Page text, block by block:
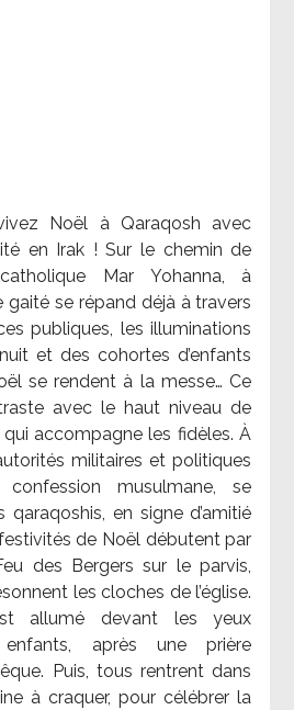
Noël à Qaraqosh avec
en Irak ! Sur le chemin de
Mar Yohanna, à
gaité se répand déjà à travers
publiques, les illuminations
et des cohortes d’enfants
se rendent à la messe… Ce
avec le haut niveau de
accompagne les fidèles. À
militaires et politiques
musulmane, se
qaraqoshis, en signe d’amitié
de Noël débutent par
des Bergers sur le parvis,
les cloches de l’église.
allumé devant les yeux
après une prière
Puis, tous rentrent dans
à craquer, pour célébrer la